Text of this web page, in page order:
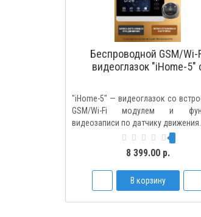
Беспроводной GSM/Wi-
видеоглазок "iHome-5"
и записью по движению
"iHome-5" — видеоглазок со
GSM/Wi-Fi модулем и
видеозаписи по датчику движения. ..
8 399.00 р.
В корзину